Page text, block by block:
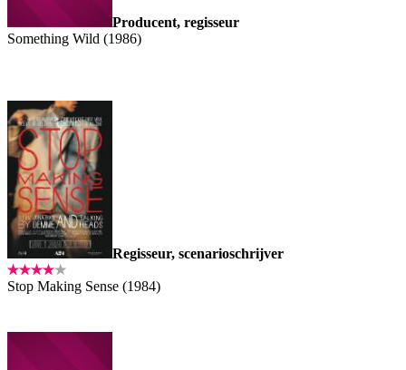
Producent, regisseur
Something Wild (1986)
Regisseur, scenarioschrijver
Stop Making Sense (1984)